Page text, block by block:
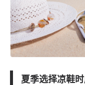
夏季选择凉鞋